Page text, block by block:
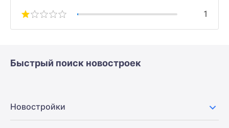
1
Быстрый поиск новостроек
Новостройки